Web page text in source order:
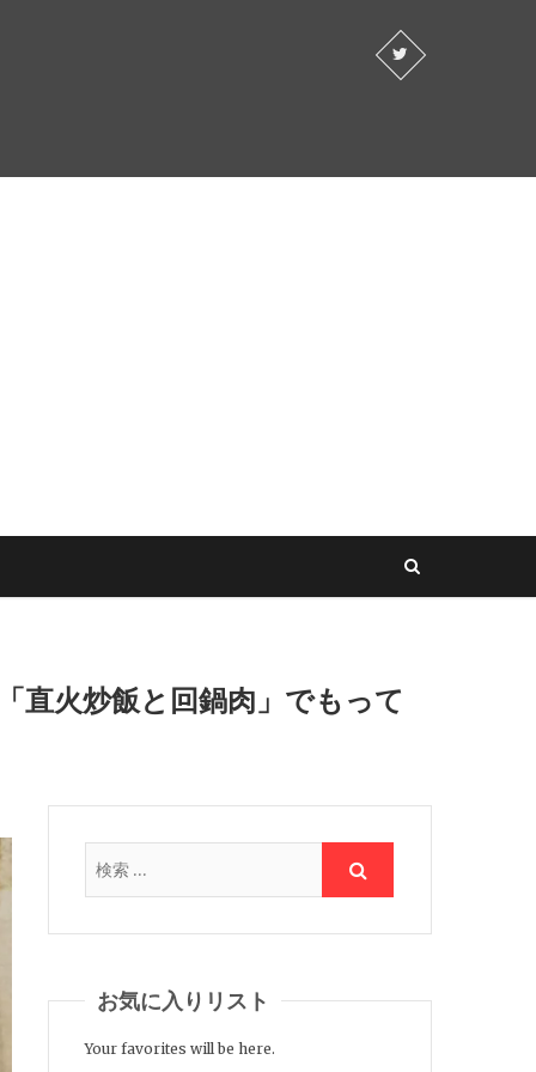
直火炒飯と回鍋肉」でもって
お気に入りリスト
Your favorites will be here.